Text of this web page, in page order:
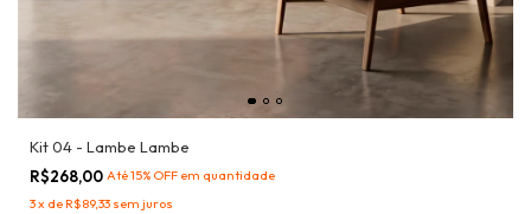
Kit 04 - Lambe Lambe
R$268,00 Até 15% OFF em quantidade
3x deR$89,33 sem juros